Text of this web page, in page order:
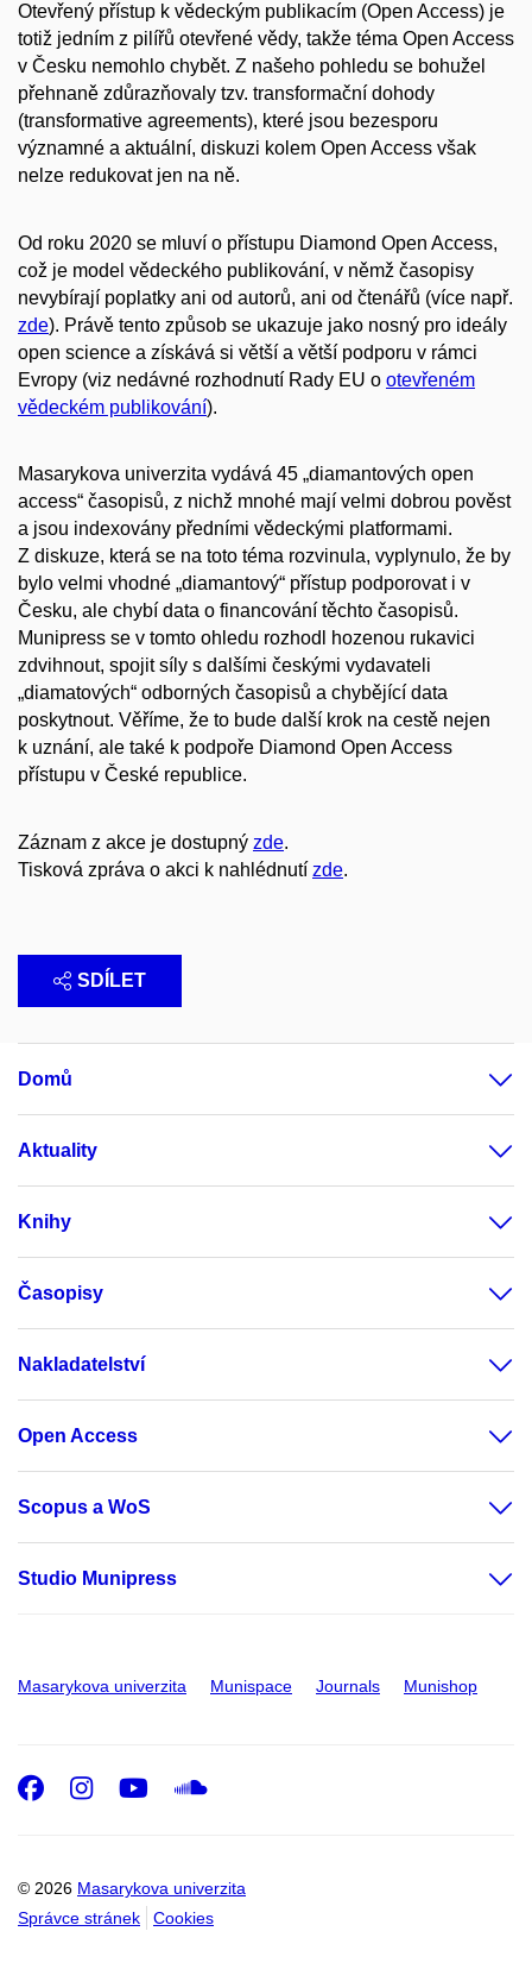
Otevřený přístup k vědeckým publikacím (Open Access) je
totiž jedním z pilířů otevřené vědy, takže téma Open Access
v Česku nemohlo chybět. Z našeho pohledu se bohužel
přehnaně zdůrazňovaly tzv. transformační dohody
(transformative agreements), které jsou bezesporu
významné a aktuální, diskuzi kolem Open Access však
nelze redukovat jen na ně.
Od roku 2020 se mluví o přístupu Diamond Open Access,
což je model vědeckého publikování, v němž časopisy
nevybírají poplatky ani od autorů, ani od čtenářů (více např.
zde). Právě tento způsob se ukazuje jako nosný pro ideály
open science a získává si větší a větší podporu v rámci
Evropy (viz nedávné rozhodnutí Rady EU o otevřeném
vědeckém publikování).
Masarykova univerzita vydává 45 „diamantových open
access“ časopisů, z nichž mnohé mají velmi dobrou pověst
a jsou indexovány předními vědeckými platformami.
Z diskuze, která se na toto téma rozvinula, vyplynulo, že by
bylo velmi vhodné „diamantový“ přístup podporovat i v
Česku, ale chybí data o financování těchto časopisů.
Munipress se v tomto ohledu rozhodl hozenou rukavici
zdvihnout, spojit síly s dalšími českými vydavateli
„diamatových“ odborných časopisů a chybějící data
poskytnout. Věříme, že to bude další krok na cestě nejen
k uznání, ale také k podpoře Diamond Open Access
přístupu v České republice.
Záznam z akce je dostupný zde.
Tisková zpráva o akci k nahlédnutí zde.
SDÍLET
Domů
Aktuality
Knihy
Časopisy
Nakladatelství
Open Access
Scopus a WoS
Studio Munipress
Masarykova univerzita Munispace Journals Munishop
© 2026 Masarykova univerzita
Správce stránek
Cookies
Facebook
Instagram
Youtube
SoundCloud